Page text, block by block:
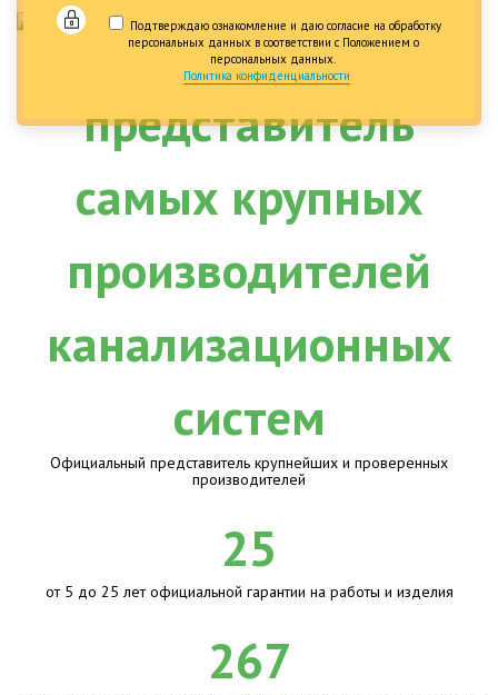
Подтверждаю ознакомление и даю согласие на обработку
персональных данных в соответствии с Положением о
персональных данных.
Политика конфиденциальности
Официальный представитель крупнейших и проверенных
производителей
25
от 5 до 25 лет официальной гарантии на работы и изделия
267